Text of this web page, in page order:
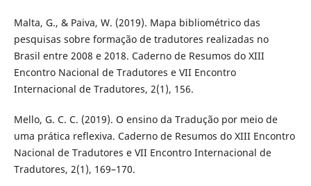
Malta, G., & Paiva, W. (2019). Mapa bibliométrico das
pesquisas sobre formação de tradutores realizadas no
Brasil entre 2008 e 2018. Caderno de Resumos do XIII
Encontro Nacional de Tradutores e VII Encontro
Internacional de Tradutores, 2(1), 156.
Mello, G. C. C. (2019). O ensino da Tradução por meio de
uma prática reflexiva. Caderno de Resumos do XIII Encontro
Nacional de Tradutores e VII Encontro Internacional de
Tradutores, 2(1), 169–170.